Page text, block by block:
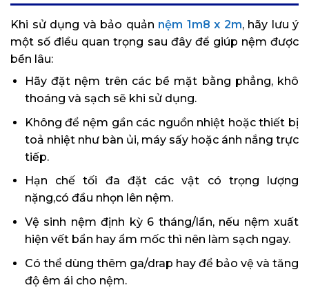
Khi sử dụng và bảo quản nệm 1m8 x 2m, hãy lưu ý
một số điều quan trọng sau đây để giúp nệm được
bền lâu:
Hãy đặt nệm trên các bề mặt bằng phẳng, khô
thoáng và sạch sẽ khi sử dụng.
Không để nệm gần các nguồn nhiệt hoặc thiết bị
toả nhiệt như bàn ủi, máy sấy hoặc ánh nắng trực
tiếp.
Hạn chế tối đa đặt các vật có trọng lượng
nặng,có đầu nhọn lên nệm.
Vệ sinh nệm định kỳ 6 tháng/lần, nếu nệm xuất
hiện vết bẩn hay ẩm mốc thì nên làm sạch ngay.
Có thể dùng thêm ga/drap hay để bảo vệ và tăng
độ êm ái cho nệm.